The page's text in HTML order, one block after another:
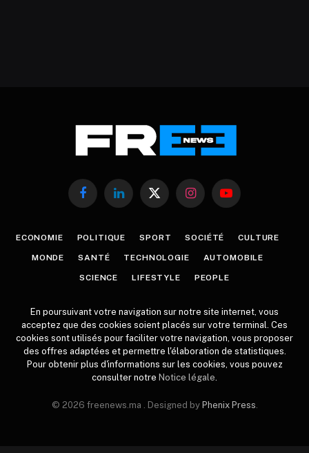
FacebookLinkedInX
InstagramYouTube
ECONOMIE POLITIQUE SPORT SOCIÉTÉ CULTURE
MONDE SANTÉ TECHNOLOGIE AUTOMOBILE
SCIENCE LIFESTYLE PEOPLE
En poursuivant votre navigation sur notre site internet, vous
acceptez que des cookies soient placés sur votre terminal. Ces
cookies sont utilisés pour faciliter votre navigation, vous proposer
des offres adaptées et permettre l'élaboration de statistiques.
Pour obtenir plus d'informations sur les cookies, vous pouvez
consulter notre Notice légale
© 2026 freenews.ma . Designed by Phenix Press